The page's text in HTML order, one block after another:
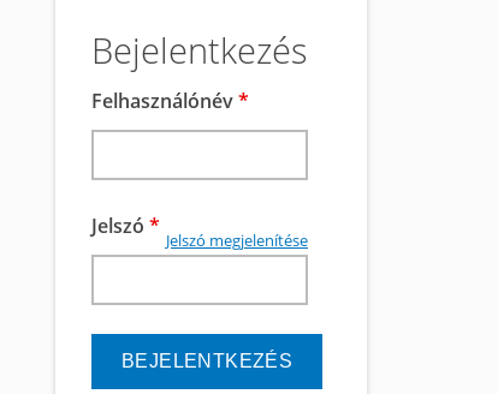
Bejelentkezés
Felhasználónév*
Jelszó *
Jelszó megjelenítése